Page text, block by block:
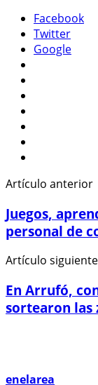
Facebook
Twitter
Google
Artículo anterior
Juegos,
personal de
Artículo siguiente
En Arrufó,
sortearon las
enelarea